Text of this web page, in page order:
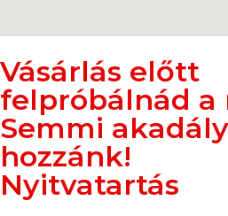
Vásárlás előtt
felpróbálnád a
Semmi
hozzánk!
Nyitvatartás